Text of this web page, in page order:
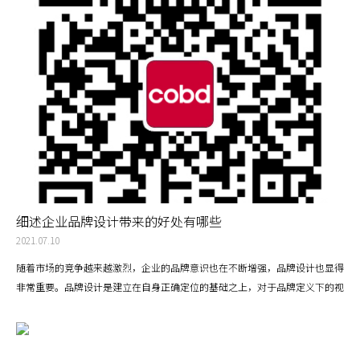
细述企业品牌设计带来的好处有哪些
2021.07.10
随着市场的竞争越来越激烈，企业的品牌意识也在不断增强，品牌设计也显得
非常重要。品牌设计是建立在自身正确定位的基础之上，对于品牌定义下的视
们正确的认知企业形象，对企业的长远发展有很大的意义。